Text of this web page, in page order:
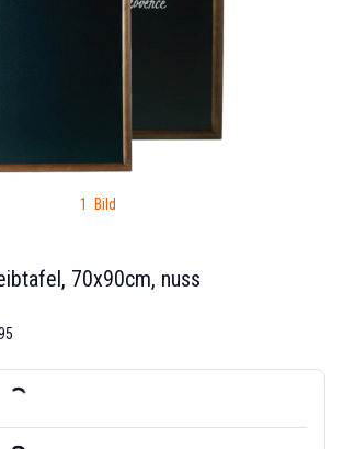
1 Bild
70x90cm, nuss